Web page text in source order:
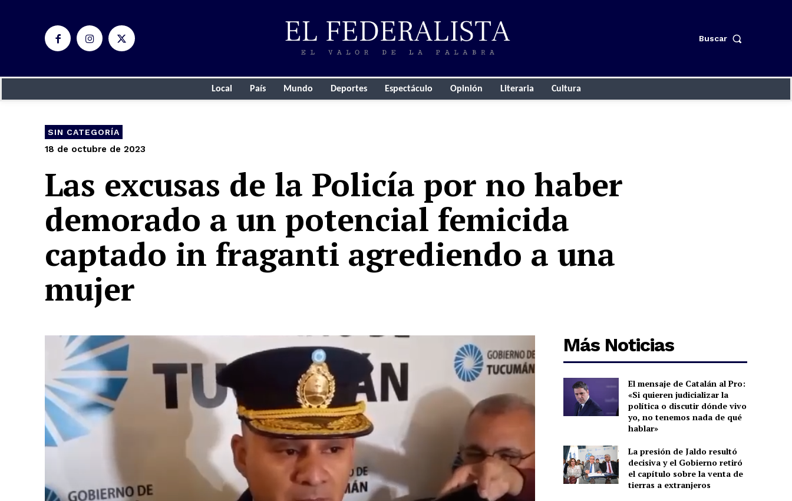
Buscar
Local País Mundo Deportes Espectáculo Opinión Literaria Cultura
SIN CATEGORÍA
18 de octubre de 2023
Las excusas de la Policía por no haber
demorado a un potencial femicida
captado in fraganti agrediendo a una
mujer
Más Noticias
El mensaje de Catalán al Pro:
«Si quieren judicializar la
política o discutir dónde vivo
yo, no tenemos nada de qué
hablar»
La presión de Jaldo resultó
decisiva y el Gobierno retiró
el capítulo sobre la venta de
tierras a extranjeros